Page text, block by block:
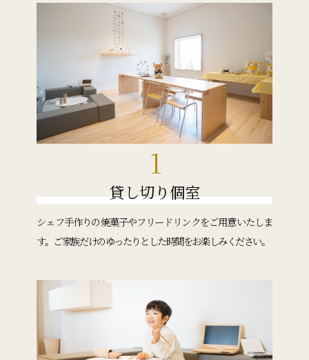
1
貸し切り個室
シェフ手作りの焼菓子やフリードリンクをご用意いたしま
す。ご家族だけのゆったりとした時間をお楽しみください。